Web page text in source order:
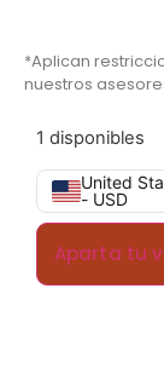
*Aplican
nuestros
1 disponibles
United
- USD
Aparta tu